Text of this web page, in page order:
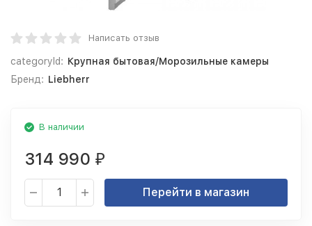
Написать отзыв
categoryId: Крупная бытовая/Морозильные камеры
Бренд: Liebherr
В наличии
314 990 ₽
Перейти в магазин